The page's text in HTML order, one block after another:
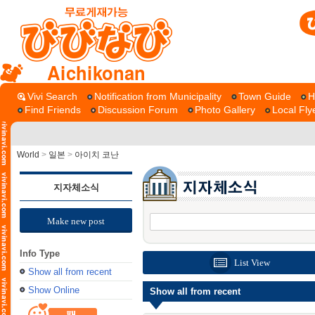
Aichikonan
Vivi Search Notification from Municipality Town Guide
Find Friends
Discussion Forum Photo Gallery Local
World > 일본 > 아이치 코난
지자체소식
Make new post
Info Type
Show all from recent
Show Online
List View
Show all from recent